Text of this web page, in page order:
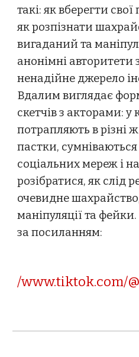
такі: як вберегти
як розпізнати
вигаданий та
анонімні авторитети
ненадійне джерело
Вдалим виглядає
скетчів з акторами: у
потрапляють в різні
пастки, сумніваються
соціальних мереж і
розібратися, як слід
очевидне
маніпуляції та
за посиланням:
/www.tiktok.com/